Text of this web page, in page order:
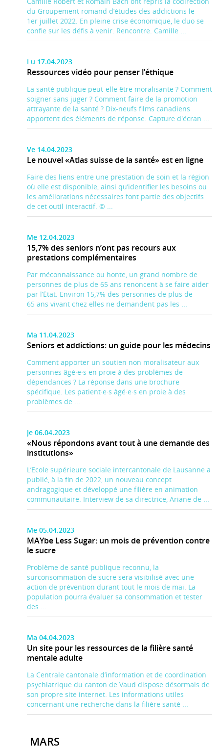
du Groupement romand d’études des addictions le
1er juillet 2022. En pleine crise économique, le duo se
confie sur les défis à venir. Rencontre. Camille ...
Lu 17.04.2023
Ressources vidéo pour penser l’éthique
La santé publique peut-elle être moralisante ? Comment
soigner sans juger ? Comment faire de la promotion
attrayante de la santé ? Dix-neufs films canadiens
apportent des éléments de réponse. Capture d'écran ...
Ve 14.04.2023
Le nouvel «Atlas suisse de la santé» est en ligne
Faire des liens entre une prestation de soin et la région
où elle est disponible, ainsi qu’identifier les besoins ou
les améliorations nécessaires font partie des objectifs
de cet outil interactif. © ...
Me 12.04.2023
15,7% des seniors n’ont pas recours aux
prestations complémentaires
Par méconnaissance ou honte, un grand nombre de
personnes de plus de 65 ans renoncent à se faire aider
par l’État. Environ 15,7% des personnes de plus de
65 ans vivant chez elles ne demandent pas les ...
Ma 11.04.2023
Seniors et addictions: un guide pour les médecins
Comment apporter un soutien non moralisateur aux
personnes âgé·e·s en proie à des problèmes de
dépendances ? La réponse dans une brochure
spécifique. Les patient·e·s âgé·e·s en proie à des
problèmes de ...
Je 06.04.2023
«Nous répondons avant tout à une demande des
institutions»
L’Ecole supérieure sociale intercantonale de Lausanne a
publié, à la fin de 2022, un nouveau concept
andragogique et développé une filière en animation
communautaire. Interview de sa directrice, Ariane de ...
Me 05.04.2023
MAYbe Less Sugar: un mois de prévention contre
le sucre
Problème de santé publique reconnu, la
surconsommation de sucre sera visibilisé avec une
action de prévention durant tout le mois de mai. La
population pourra évaluer sa consommation et tester
des ...
Ma 04.04.2023
Un site pour les ressources de la filière santé
mentale adulte
La Centrale cantonale d’information et de coordination
psychiatrique du canton de Vaud dispose désormais de
son propre site internet. Les informations utiles
concernant une recherche dans la filière santé ...
MARS